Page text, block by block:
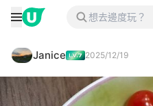
Janice 2025/12/19